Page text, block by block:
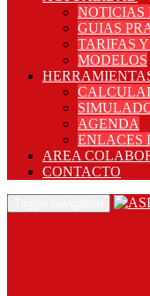
NOTICIAS
GUIAS
TARIFAS
MODELOS
AGENDA
ENLACES
AREA
CONTACTO